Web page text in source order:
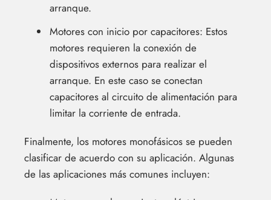
arranque.
Motores con inicio por capacitores: Estos
motores requieren la conexión de
dispositivos externos para realizar el
arranque. En este caso se conectan
capacitores al circuito de alimentación para
limitar la corriente de entrada.
Finalmente, los motores monofásicos se pueden
clasificar de acuerdo con su aplicación. Algunas
de las aplicaciones más comunes incluyen: